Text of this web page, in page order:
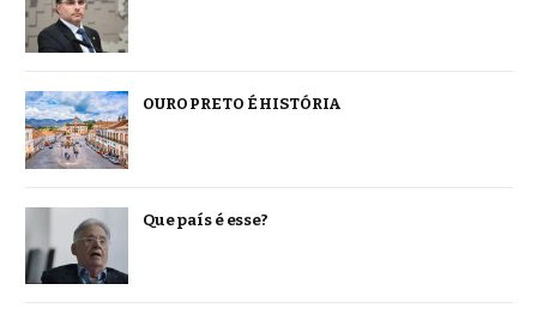
OURO PRETO É HISTÓRIA
Que país é esse?